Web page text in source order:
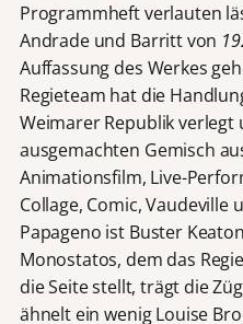
Programmheft verlauten
Andrade und Barritt von
Auffassung des Werkes
Regieteam hat die
Weimarer Republik
ausgemachten Gemisch
Animationsfilm, Live-
Collage, Comic, Vaudeville
Papageno ist Buster
Monostatos, dem das
die Seite stellt, trägt die
ähnelt ein wenig Louise